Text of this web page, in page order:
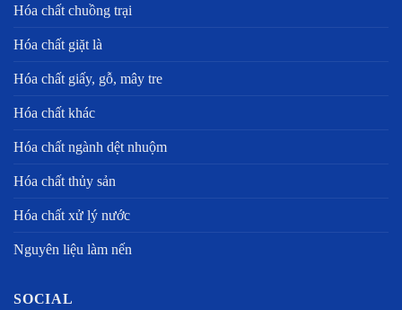
Hóa chất chuồng trại
Hóa chất giặt là
Hóa chất giấy, gỗ, mây tre
Hóa chất khác
Hóa chất ngành dệt nhuộm
Hóa chất thủy sản
Hóa chất xử lý nước
Nguyên liệu làm nến
SOCIAL